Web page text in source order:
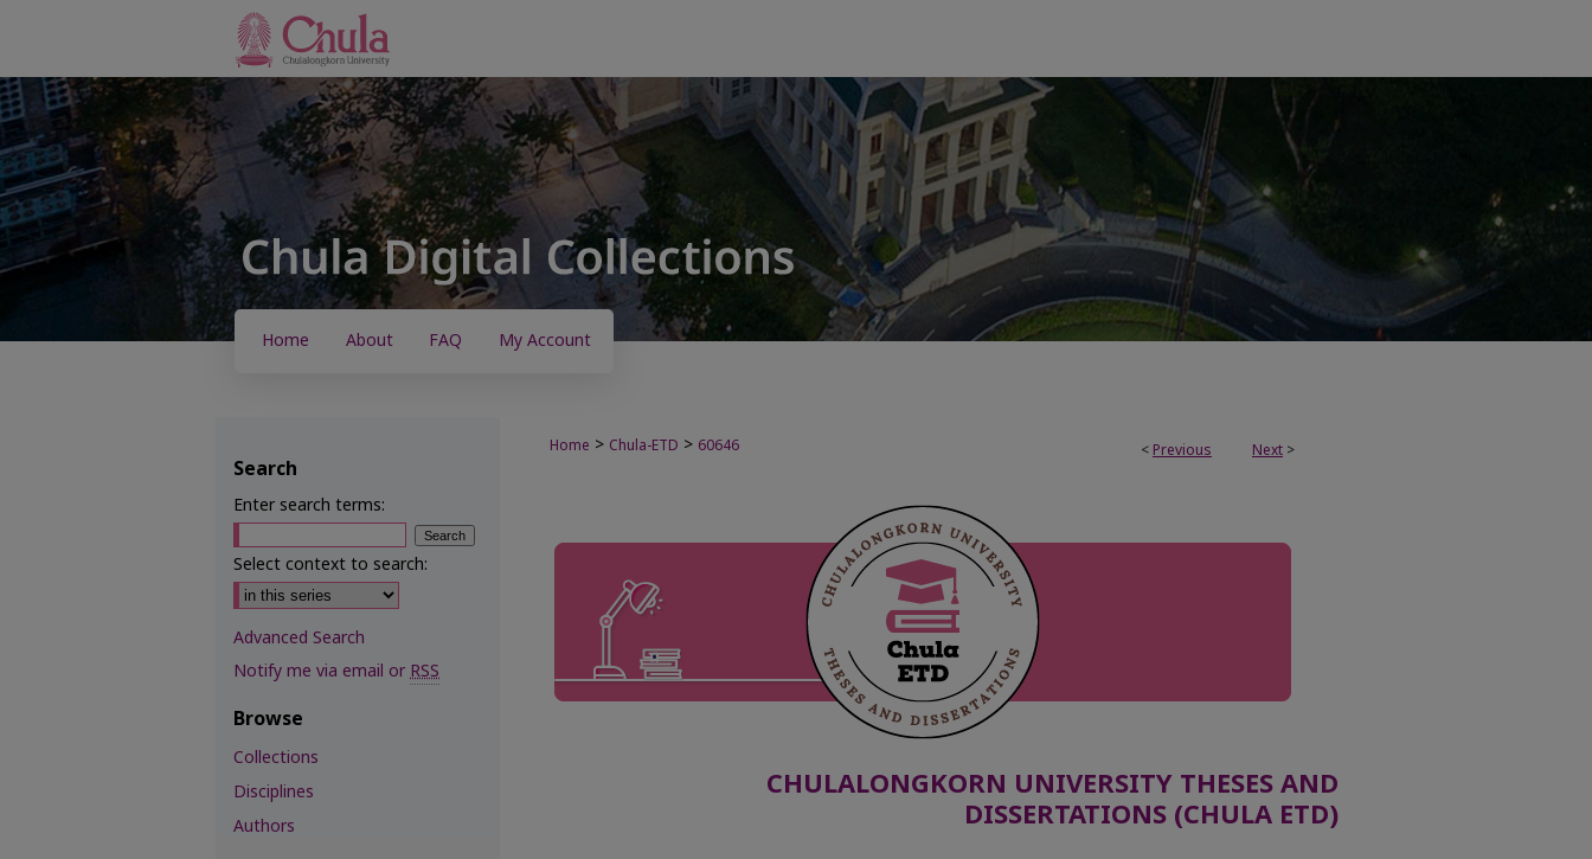
Home About FAQ My Account
< Previous Next >
Home > Chula-ETD > 60646
CHULALONGKORN UNIVERSITY THESES AND
DISSERTATIONS (CHULA ETD)
Search
Enter search terms:
Select context to search:
Advanced Search
Notify me via email orRSS
Browse
Collections
Disciplines
Authors